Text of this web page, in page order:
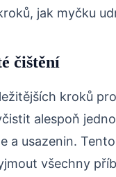
jak myčku
čištění
kroků
alespoň
a usazenin.
všechny